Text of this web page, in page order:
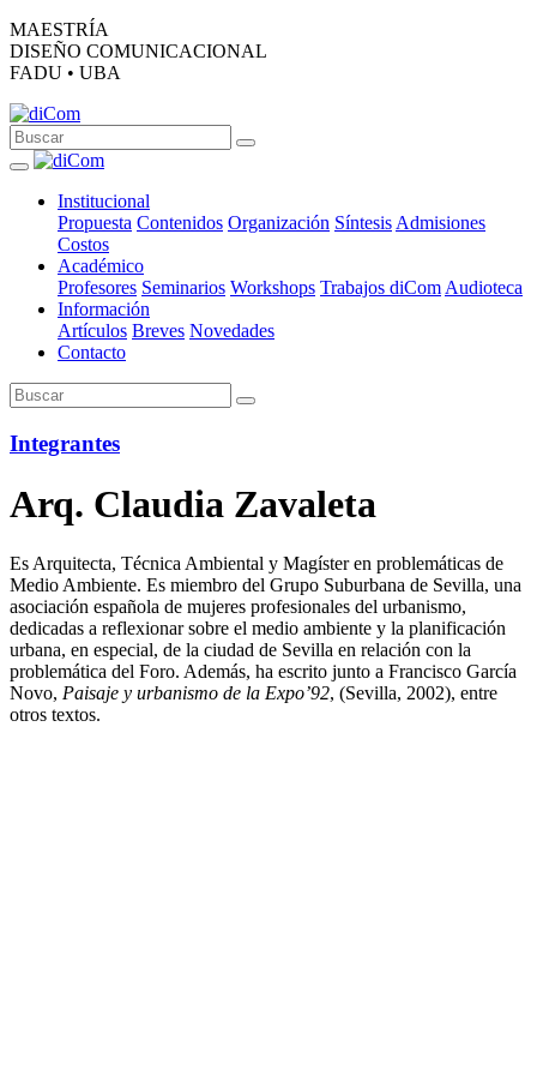
MAESTRÍA
DISEÑO COMUNICACIONAL
FADU • UBA
Institucional
Propuesta Contenidos Organización Síntesis Admisiones
Costos
Académico
Profesores Seminarios Workshops Trabajos diCom Audioteca
Información
Artículos Breves Novedades
Contacto
Integrantes
Arq. Claudia Zavaleta
Es Arquitecta, Técnica Ambiental y Magíster en problemáticas de
Medio Ambiente. Es miembro del Grupo Suburbana de Sevilla, una
asociación española de mujeres profesionales del urbanismo,
dedicadas a reflexionar sobre el medio ambiente y la planificación
urbana, en especial, de la ciudad de Sevilla en relación con la
problemática del Foro. Además, ha escrito junto a Francisco García
Novo, Paisaje y urbanismo de la Expo’92, (Sevilla, 2002), entre
otros textos.